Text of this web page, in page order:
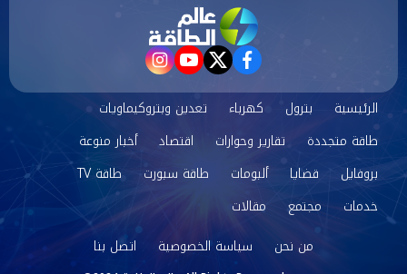
facebook
twitter
youtube
instagram
الرئيسية بترول كهرباء
تعدين وبتروكيماويات
طاقة متجددة
تقارير وحوارات اقتصاد
أخبار منوعة
بروفايل
قضايا ألبومات طاقة سبورت
طاقة TV
خدمات
مجتمع
مقالات
من نحن
سياسة الخصوصية اتصل بنا